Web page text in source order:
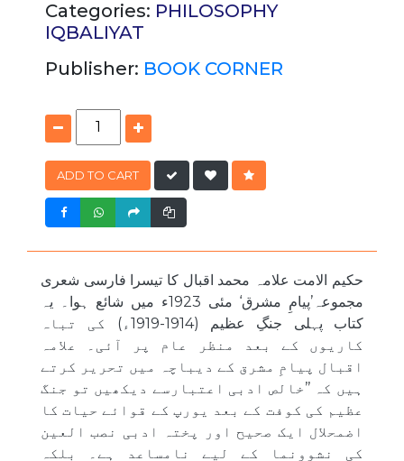
Categories: PHILOSOPHY
IQBALIYAT
Publisher: BOOK CORNER
ADD TO CART
حکیم الامت علامہ محمد اقبال کا تیسرا فارسی شعری
مجموعہ’پیامِ مشرق‘ مئی 1923ء میں شائع ہوا۔ یہ
کتاب پہلی جنگِ عظیم (1914-1919ء) کی تباہ
کاریوں کے بعد منظر عام پر آئی۔ علامہ
اقبال پیامِ مشرق کے دیباچہ میں تحریر کرتے
ہیں کہ ’’خالص ادبی اعتبارسے دیکھیں تو جنگ
عظیم کی کوفت کے بعد یورپ کے قوائے حیات کا
اضمحلال ایک صحیح اور پختہ ادبی نصب العین
کی نشوونما کے لیے نامساعد ہے۔ بلکہ